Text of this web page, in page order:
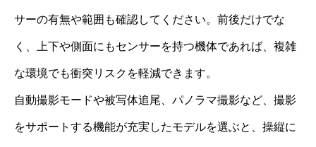
サーの有無や範囲も確認してください。前後だけでな
く、上下や側面にもセンサーを持つ機体であれば、複雑
な環境でも衝突リスクを軽減できます。
自動撮影モードや被写体追尾、パノラマ撮影など、撮影
をサポートする機能が充実したモデルを選ぶと、操縦に